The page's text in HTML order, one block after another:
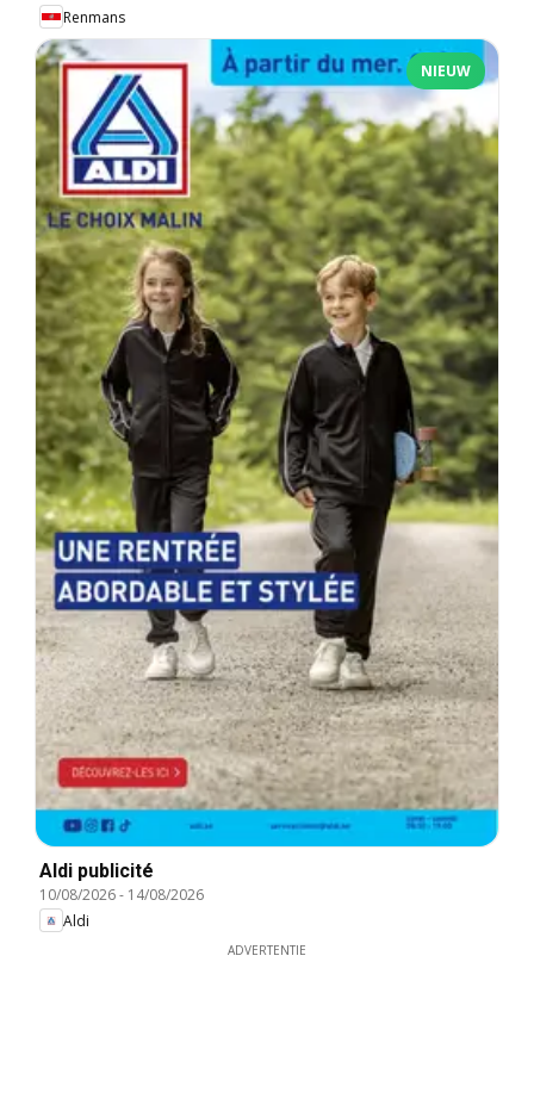
Renmans
NIEUW
Aldi publicité
10/08/2026- 14/08/2026
Aldi
ADVERTENTIE